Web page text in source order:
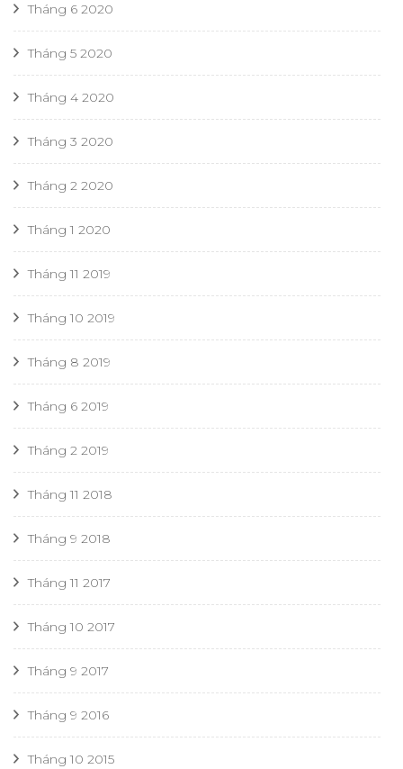
Tháng 6 2020
Tháng 5 2020
Tháng 4 2020
Tháng 3 2020
Tháng 2 2020
Tháng 1 2020
Tháng 11 2019
Tháng 10 2019
Tháng 8 2019
Tháng 6 2019
Tháng 2 2019
Tháng 11 2018
Tháng 9 2018
Tháng 11 2017
Tháng 10 2017
Tháng 9 2017
Tháng 9 2016
Tháng 10 2015